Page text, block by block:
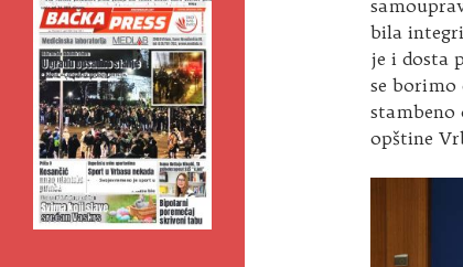
bila
je i dosta
se borimo
stambeno
opštine